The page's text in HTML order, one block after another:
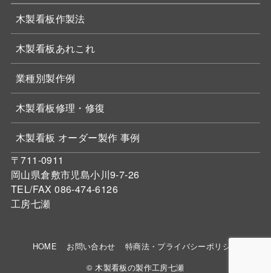
木製看板作製法
木製看板あれこれ
業種別製作例
木製看板修理・修復
木製看板 オーダー製作 事例
〒711-0911
岡山県倉敷市児島小川9-7-26
TEL/FAX 086-474-6126
工房七瀬
HOME お問い合わせ
特商法・プライバシーポリシー
© 木製看板の製作工房七瀬